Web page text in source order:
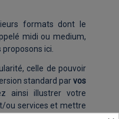
formats dont le
midi ou medium,
proposons ici.
celle de pouvoir
standard parvos
ainsi illustrer votre
ou services et mettre